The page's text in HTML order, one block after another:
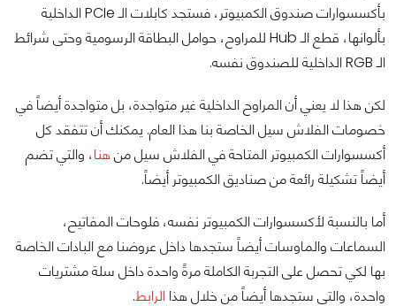
بأكسسوارات صندوق الكمبيوتر، فستجد كابلات الـ PCIe الداخلية
بألوانها، قطع الـ Hub للمراوح، حوامل البطاقة الرسومية وحتى شرائط
الـ RGB الداخلية للصندوق نفسه.
لكن هذا لا يعني أن المراوح الداخلية غير متواجدة، بل متواجدة أيضاً في
خصومات الفلاش سيل الخاصة بنا هذا العام. يمكنك أن تتفقد كل
أكسسوارات الكمبيوتر المتاحة في الفلاش سيل منهنا، والتي تضم
أيضاً تشكيلة رائعة من صناديق الكمبيوتر أيضاً.
أما بالنسبة لأكسسوارات الكمبيوتر نفسه، فلوحات المفاتيح،
السماعات والماوسات أيضاً ستجدها داخل عروضنا مع البادات الخاصة
بها لكي تحصل على التجربة الكاملة مرةً واحدة داخل سلة مشتريات
واحدة، والتي ستجدها أيضاً من خلال هذا الرابط.